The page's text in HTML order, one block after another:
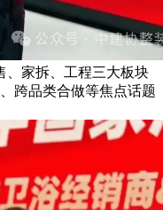
、家拆、工程三大板块
跨品类合做等焦点话题